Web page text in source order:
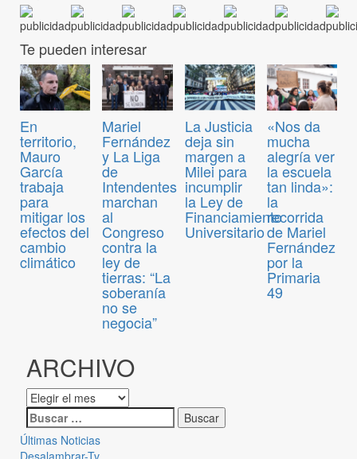
Te pueden interesar
En
territorio,
Mauro
García
trabaja
para
mitigar los
efectos del
cambio
climático
Mariel
Fernández
y La Liga
de
Intendentes
marchan
al
Congreso
contra la
ley de
tierras: “La
soberanía
no se
negocia”
La Justicia
deja sin
margen a
Milei para
incumplir
la Ley de
Financiamiento
Universitario
«Nos da
mucha
alegría ver
la escuela
tan linda»:
la
recorrida
de Mariel
Fernández
por la
Primaria
49
ARCHIVO
Últimas Noticias
Desalambrar-Tv